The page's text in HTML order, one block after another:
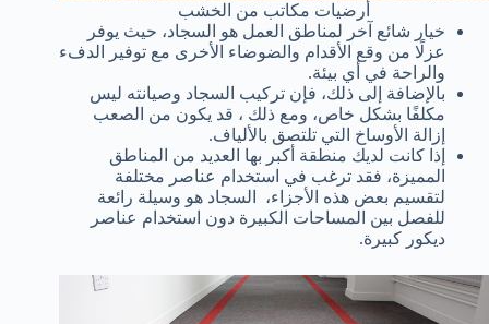
أرضيات مكاتب من الخشب
خيار شائع آخر لمناطق العمل هو السجاد، حيث يوفر
عزلًا من وقع الأقدام والضوضاء الأخرى مع توفير الدفء
والراحة في أي بيئة.
بالإضافة إلى ذلك، فإن تركيب السجاد وصيانته ليس
مكلفًا بشكل خاص، ومع ذلك ، قد يكون من الصعب
إزالة الأوساخ التي تلتصق بالألياف.
إذا كانت لديك منطقة أكبر بها العديد من المناطق
المميزة، فقد ترغب في استخدام عناصر مختلفة
لتقسيم بعض هذه الأجزاء، السجاد هو وسيلة رائعة
للفصل بين المساحات الكبيرة دون استخدام عناصر
ديكور كبيرة.